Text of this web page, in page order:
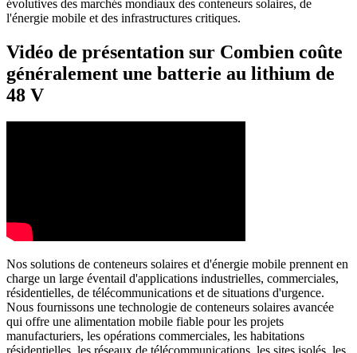
évolutives des marchés mondiaux des conteneurs solaires, de
l'énergie mobile et des infrastructures critiques.
Vidéo de présentation sur Combien coûte
généralement une batterie au lithium de
48 V
Nos solutions de conteneurs solaires et d'énergie mobile prennent en
charge un large éventail d'applications industrielles, commerciales,
résidentielles, de télécommunications et de situations d'urgence.
Nous fournissons une technologie de conteneurs solaires avancée
qui offre une alimentation mobile fiable pour les projets
manufacturiers, les opérations commerciales, les habitations